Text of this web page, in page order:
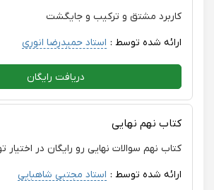
کاربرد مشتق و ترکیب و جایگشت
ارائه شده توسط : استاد حمیدرضا انوری
دریافت رایگان
کتاب نهم نهایی
کتاب نهم سوالات نهایی رو رایگان در
ارائه شده توسط : استاد مجتبی شاهبایی